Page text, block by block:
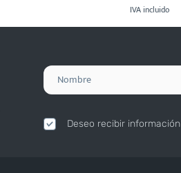
IVA incluido
Deseo recibir información